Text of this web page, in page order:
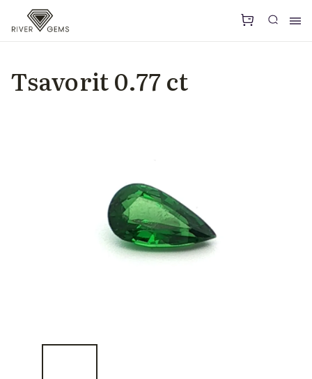
Tsavorit 0.77 ct